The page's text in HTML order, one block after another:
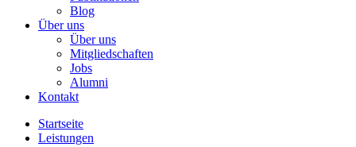
Blog
Über uns
Über uns
Mitgliedschaften
Jobs
Alumni
Kontakt
Startseite
Leistungen